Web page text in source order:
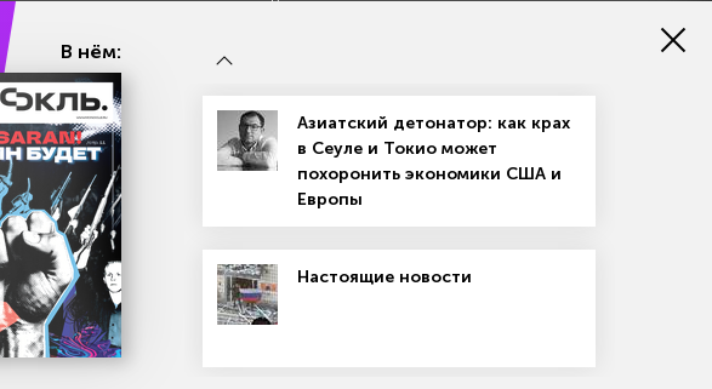
Рекламодателям
службой по надзору в сфере массовых коммуникаций, связи и охраны
использования материалов
В нём:
Азиатский детонатор: как крах
в Сеуле и Токио может
похоронить экономики США и
Европы
Настоящие новости